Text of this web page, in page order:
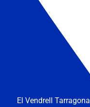
El Vendrell Tarragona